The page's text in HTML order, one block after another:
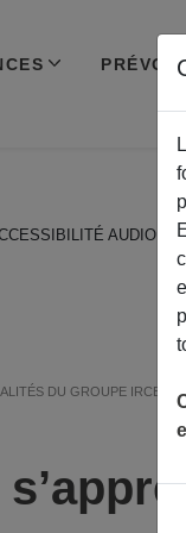
AUDIO
DU GROUPE IRCEM